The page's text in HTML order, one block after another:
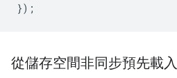
});
從儲存空間非同步預先載入